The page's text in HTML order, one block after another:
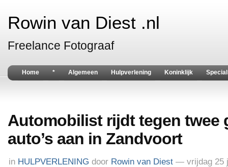
Rowin van Diest .nl
Freelance Fotograaf
Home * Algemeen Hulpverlening Koninklijk
Automobilist rijdt tegen twee
auto’s aan in Zandvoort
in HULPVERLENING door Rowin van Diest — vrijdag 25